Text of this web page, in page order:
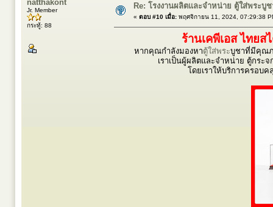
natthakont
Jr. Member
กระทู้: 88
Re: โรงงานผลิตและจำหน่าย ตู้ใส่พระบู
« ตอบ #10 เมื่อ: พฤศจิกายน 11, 2024, 07:29:38
ร้านเคพีเอส ไทย
หากคุณกำลังมองหาตู้ใส่พระบูชาที่มีคุณภ
เราเป็นผู้ผลิตและจำหน่าย ตู้กระ
โดยเราให้บริการครอบ